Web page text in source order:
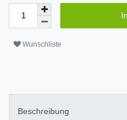
Wunschliste
Beschreibung